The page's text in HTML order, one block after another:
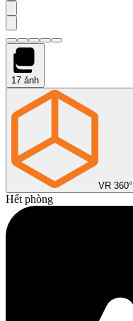
17 ảnh
VR 360°
Hết phòng